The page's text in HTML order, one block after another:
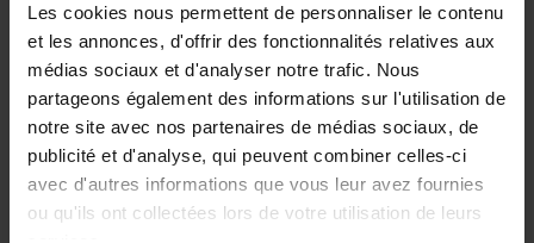
Les cookies nous permettent de personnaliser le contenu
et les annonces, d'offrir des fonctionnalités relatives aux
médias sociaux et d'analyser notre trafic. Nous
partageons également des informations sur l'utilisation de
notre site avec nos partenaires de médias sociaux, de
publicité et d'analyse, qui peuvent combiner celles-ci
avec d'autres informations que vous leur avez fournies
ou qu'ils ont collectées lors de votre utilisation de leurs
The Offer You Can't
Refuse
Steven Van Belleghem
Couverture souple
2020 256
€37,50